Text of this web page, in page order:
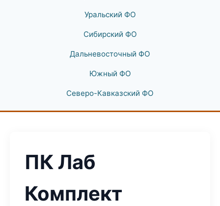
Уральский ФО
Сибирский ФО
Дальневосточный ФО
Южный ФО
Северо-Кавказский ФО
ПК Лаб
Комплект